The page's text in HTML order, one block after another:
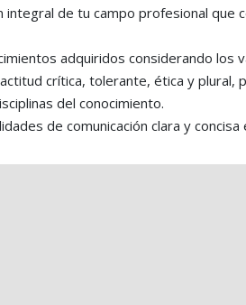
integral de tu campo profesional
adquiridos considerando los
crítica, tolerante, ética y
del conocimiento.
de comunicación clara y concisa